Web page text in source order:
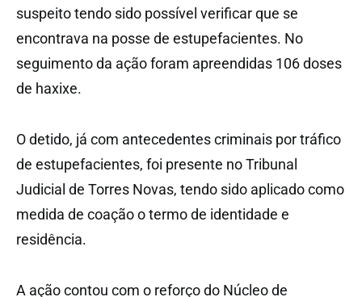
suspeito tendo sido possível verificar que se
encontrava na posse de estupefacientes. No
seguimento da ação foram apreendidas 106 doses
de haxixe.
O detido, já com antecedentes criminais por tráfico
de estupefacientes, foi presente no Tribunal
Judicial de Torres Novas, tendo sido aplicado como
medida de coação o termo de identidade e
residência.
A ação contou com o reforço do Núcleo de